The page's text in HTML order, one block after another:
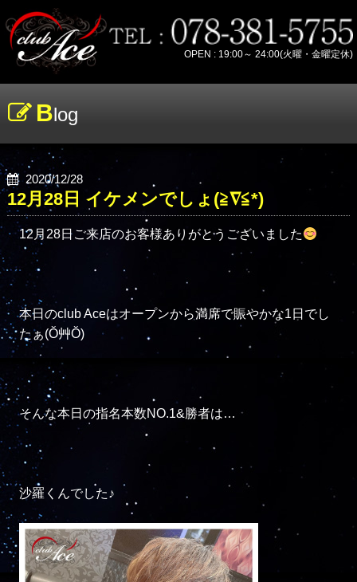
OPEN : 19:00～ 24:00(火曜・金曜定休)
Blog
2020/12/28
12月28日 イケメンでしょ(≧∇≦*)
12月28日ご来店のお客様ありがとうございました
本日のclub Aceはオープンから満席で賑やかな1日でし
たぁ(Ŏ艸Ŏ)
そんな本日の指名本数NO.1&勝者は…
沙羅くんでした♪